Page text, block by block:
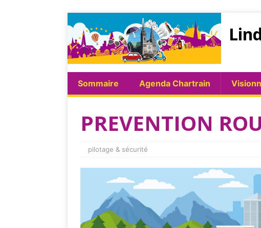
Sommaire Agenda Chartrain
PREVENTION
pilotage & sécurité